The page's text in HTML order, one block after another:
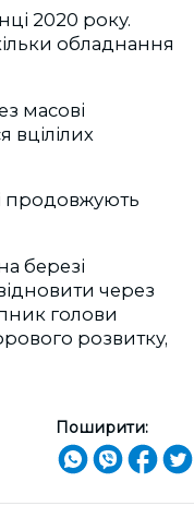
2020 року.
обладнання
масові
вцілілих
продовжують
березі
через
голови
розвитку,
Поширити: